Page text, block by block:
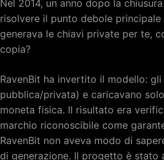
Nel 2014, un anno dopo la
risolvere il punto debole principale
generava le chiavi private per te,
copia?
RavenBit ha invertito il modello:
pubblica/privata) e caricavano
moneta fisica. Il risultato era
marchio riconoscibile come
RavenBit non aveva modo di
di generazione. Il progetto è stato